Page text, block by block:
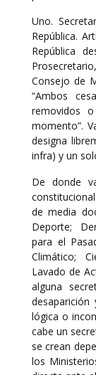
Uno.
República.
República
Consejo de
“Ambos
removidos
momento”.
designa
infra) y un
De donde
de media
Deporte;
para el
Climático;
Lavado de
alguna
lógica o
cabe un
se crean
los